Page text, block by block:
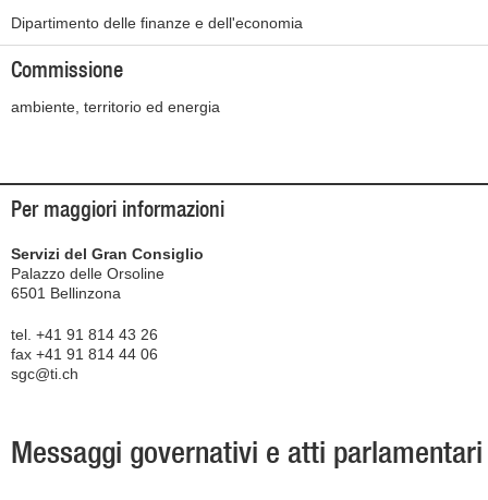
Dipartimento delle finanze e dell'economia
Commissione
ambiente, territorio ed energia
Per maggiori informazioni
Servizi del Gran Consiglio
Palazzo delle Orsoline
6501 Bellinzona
tel. +41 91 814 43 26
fax +41 91 814 44 06
sgc@ti.ch
Messaggi governativi e atti parlamentari